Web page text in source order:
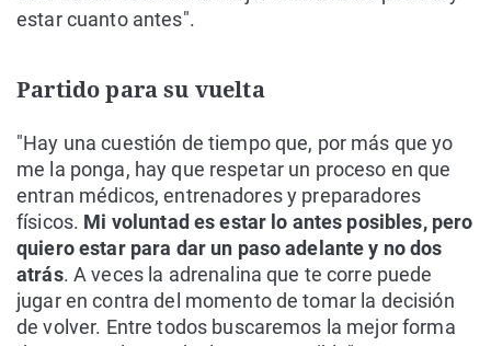
estar cuanto antes".
Partido para su vuelta
"Hay una cuestión de tiempo que, por más que yo
me la ponga, hay que respetar un proceso en que
entran médicos, entrenadores y preparadores
físicos. Mi voluntad es estar lo antes posibles, pero
quiero estar para dar un paso adelante y no dos
atrás. A veces la adrenalina que te corre puede
jugar en contra del momento de tomar la decisión
de volver. Entre todos buscaremos la mejor forma